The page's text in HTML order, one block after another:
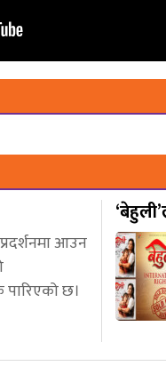
आउन
पारिएको छ।